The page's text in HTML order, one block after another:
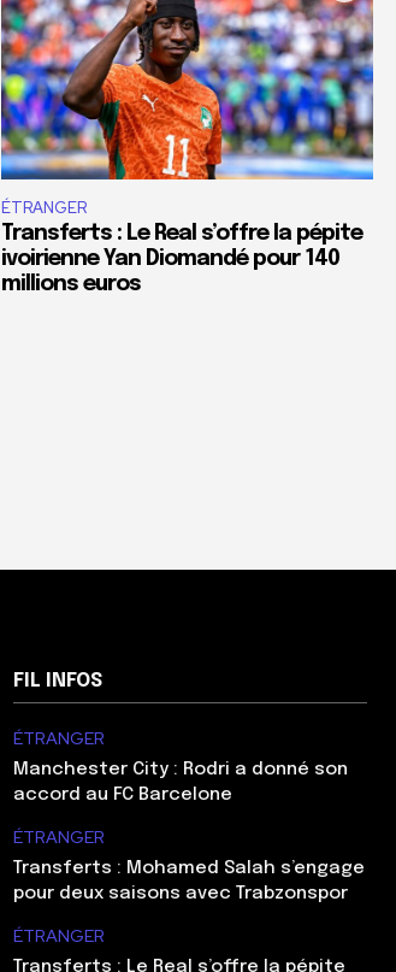
ÉTRANGER
Transferts : Le Real s’offre la pépite
ivoirienne Yan Diomandé pour 140
millions euros
FIL INFOS
ÉTRANGER
Manchester City : Rodri a donné son
accord au FC Barcelone
ÉTRANGER
Transferts : Mohamed Salah s’engage
pour deux saisons avec Trabzonspor
ÉTRANGER
Transferts : Le Real s’offre la pépite